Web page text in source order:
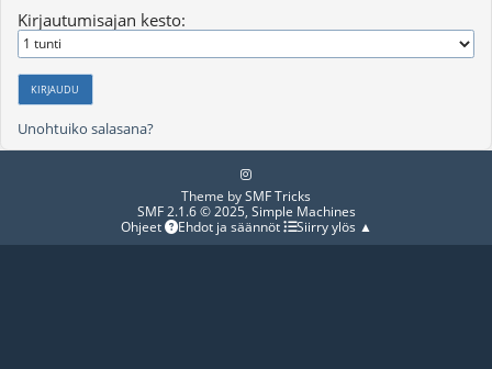
Kirjautumisajan kesto:
Unohtuiko salasana?
Theme bySMF Tricks
SMF 2.1.6 © 2025, Simple Machines
Ohjeet
Ehdot ja säännöt Siirry ylös ▲